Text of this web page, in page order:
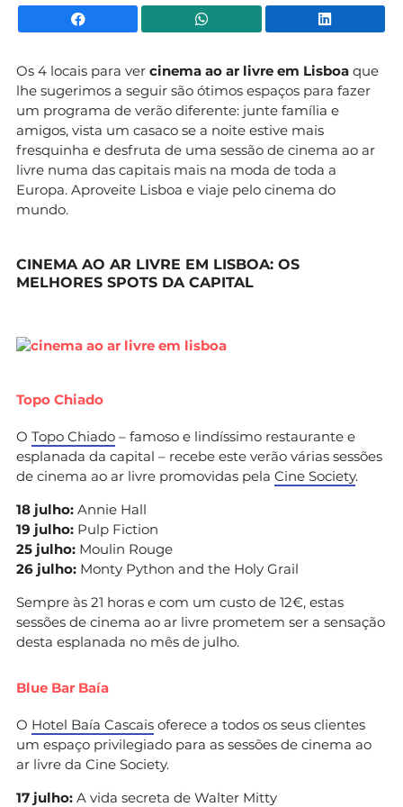
Facebook WhatsApp
Os 4 locais para ver cinema ao ar livre em Lisboa que
lhe sugerimos a seguir são ótimos espaços para fazer
um programa de verão diferente: junte família e
amigos, vista um casaco se a noite estive mais
fresquinha e desfruta de uma sessão de cinema ao ar
livre numa das capitais mais na moda de toda a
Europa. Aproveite Lisboa e viaje pelo cinema do
mundo.
CINEMA AO AR LIVRE EM LISBOA: OS
MELHORES SPOTS DA CAPITAL
Topo Chiado
O Topo Chiado – famoso e lindíssimo restaurante e
esplanada da capital – recebe este verão várias sessões
de cinema ao ar livre promovidas pela Cine Society.
18 julho: Annie Hall
19 julho: Pulp Fiction
25 julho: Moulin Rouge
26 julho: Monty Python and the Holy Grail
Sempre às 21 horas e com um custo de 12€, estas
sessões de cinema ao ar livre prometem ser a sensação
desta esplanada no mês de julho.
Blue Bar Baía
O Hotel Baía Cascais oferece a todos os seus clientes
um espaço privilegiado para as sessões de cinema ao
ar livre da Cine Society.
17 julho: A vida secreta de Walter Mitty